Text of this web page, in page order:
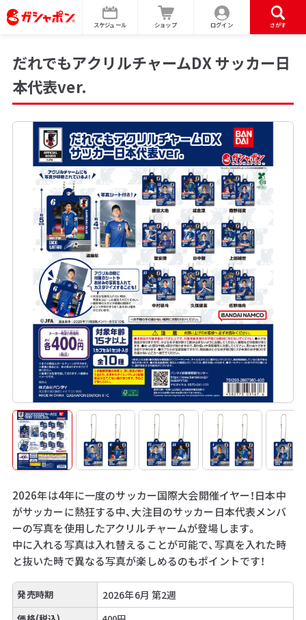
スケジュール ショップ ログイン さがす
だれでもアクリルチャームDX サッカー日
本代表ver.
2026年は4年に一度のサッカー国際大会開催イヤー！日本中
がサッカーに熱狂する中、大注目のサッカー日本代表メンバ
ーの写真を使用したアクリルチャームが登場します。
中に入れる写真は入れ替えることが可能で、写真を入れた時
と抜いた時で異なる写真が楽しめるのもポイントです！
発売時期 2026年6月 第2週